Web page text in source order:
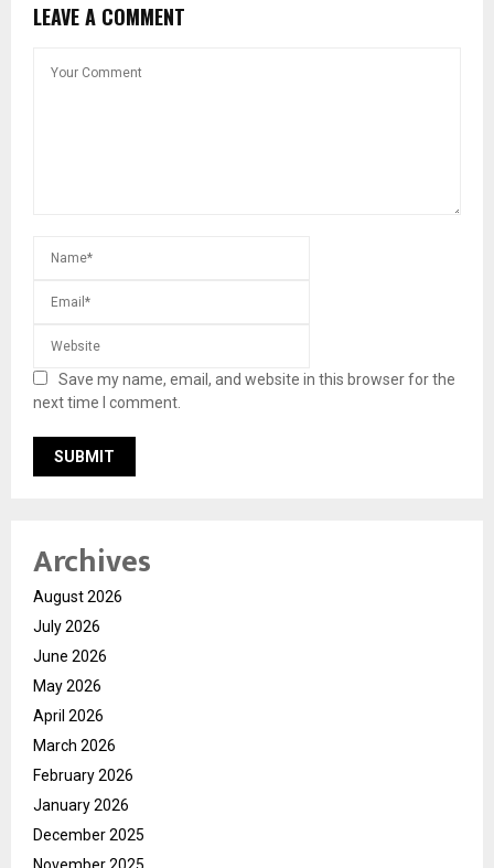
LEAVE A COMMENT
Save my name, email, and website in this browser for the
next time I comment.
Archives
August 2026
July 2026
June 2026
May 2026
April 2026
March 2026
February 2026
January 2026
December 2025
November 2025